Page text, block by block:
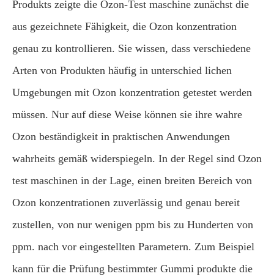
Produkts zeigte die Ozon-Test maschine zunächst die
aus gezeichnete Fähigkeit, die Ozon konzentration
genau zu kontrollieren. Sie wissen, dass verschiedene
Arten von Produkten häufig in unterschied lichen
Umgebungen mit Ozon konzentration getestet werden
müssen. Nur auf diese Weise können sie ihre wahre
Ozon beständigkeit in praktischen Anwendungen
wahrheits gemäß widerspiegeln. In der Regel sind Ozon
test maschinen in der Lage, einen breiten Bereich von
Ozon konzentrationen zuverlässig und genau bereit
zustellen, von nur wenigen ppm bis zu Hunderten von
ppm. nach vor eingestellten Parametern. Zum Beispiel
kann für die Prüfung bestimmter Gummi produkte die